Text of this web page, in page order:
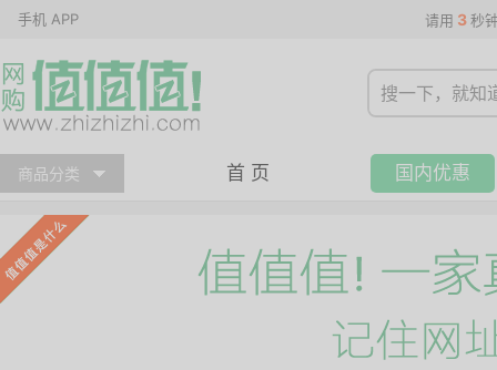
手机 APP 请用 3 秒
商品分类 首 页 国内优惠